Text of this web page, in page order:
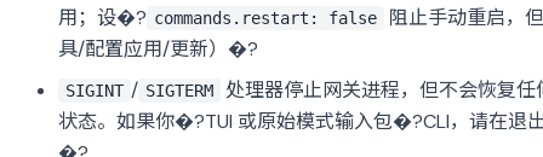
用；设�? commands.restart: false
阻止手动重启，
具/配置应用/更新）�?
SIGINT / SIGTERM
处理器停止网关进程，但不会恢复任
状态。如果你�?TUI 或原始模式输入包�?CLI，请在退